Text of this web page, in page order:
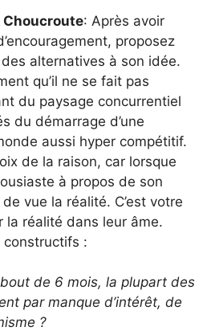
Choucroute: Après avoir
proposez
alternatives à son idée.
qu’il ne se fait pas
du paysage concurrentiel
du démarrage d’une
aussi hyper compétitif.
de la raison, car lorsque
à propos de son
vue la réalité. C’est votre
la réalité dans leur âme.
constructifs :
bout de 6 mois, la plupart des
par manque d’intérêt, de
?